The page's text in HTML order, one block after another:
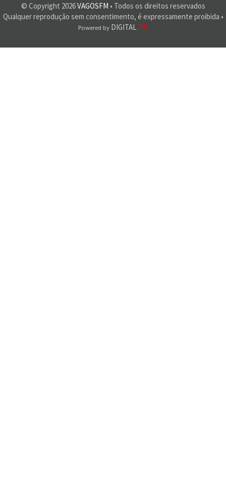
© Copyright 2026VAGOSFM • Todos os direitos reservados
Qualquer reprodução sem consentimento, é expressamente proibida •
Powered byDIGITAL RM